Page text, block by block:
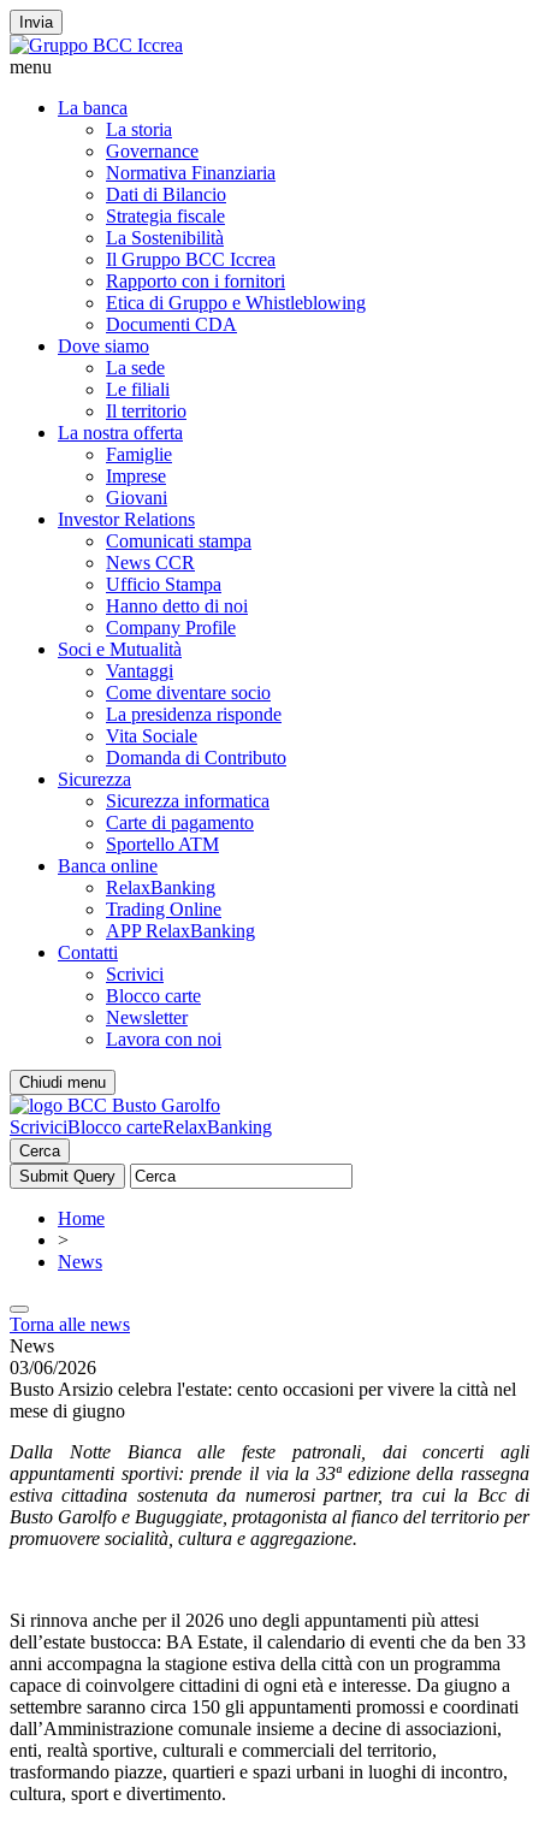
Invia
menu
La banca
La storia
Governance
Normativa Finanziaria
Dati di Bilancio
Strategia fiscale
La Sostenibilità
Il Gruppo BCC Iccrea
Rapporto con i fornitori
Etica di Gruppo e Whistleblowing
Documenti CDA
Dove siamo
La sede
Le filiali
Il territorio
La nostra offerta
Famiglie
Imprese
Giovani
Investor Relations
Comunicati stampa
News CCR
Ufficio Stampa
Hanno detto di noi
Company Profile
Soci e Mutualità
Vantaggi
Come diventare socio
La presidenza risponde
Vita Sociale
Domanda di Contributo
Sicurezza
Sicurezza informatica
Carte di pagamento
Sportello ATM
Banca online
RelaxBanking
Trading Online
APP RelaxBanking
Contatti
Scrivici
Blocco carte
Newsletter
Lavora con noi
Chiudi menu
ScriviciBlocco carteRelaxBanking
Cerca
Home
>
News
Torna alle news
News
03/06/2026
Busto Arsizio celebra l'estate: cento occasioni per vivere la città nel
mese di giugno
Dalla Notte Bianca alle feste patronali, dai concerti agli
appuntamenti sportivi: prende il via la 33ª edizione della rassegna
estiva cittadina sostenuta da numerosi partner, tra cui la Bcc di
Busto Garolfo e Buguggiate, protagonista al fianco del territorio per
promuovere socialità, cultura e aggregazione.
Si rinnova anche per il 2026 uno degli appuntamenti più attesi
dell’estate bustocca: BA Estate, il calendario di eventi che da ben 33
anni accompagna la stagione estiva della città con un programma
capace di coinvolgere cittadini di ogni età e interesse. Da giugno a
settembre saranno circa 150 gli appuntamenti promossi e coordinati
dall’Amministrazione comunale insieme a decine di associazioni,
enti, realtà sportive, culturali e commerciali del territorio,
trasformando piazze, quartieri e spazi urbani in luoghi di incontro,
cultura, sport e divertimento.